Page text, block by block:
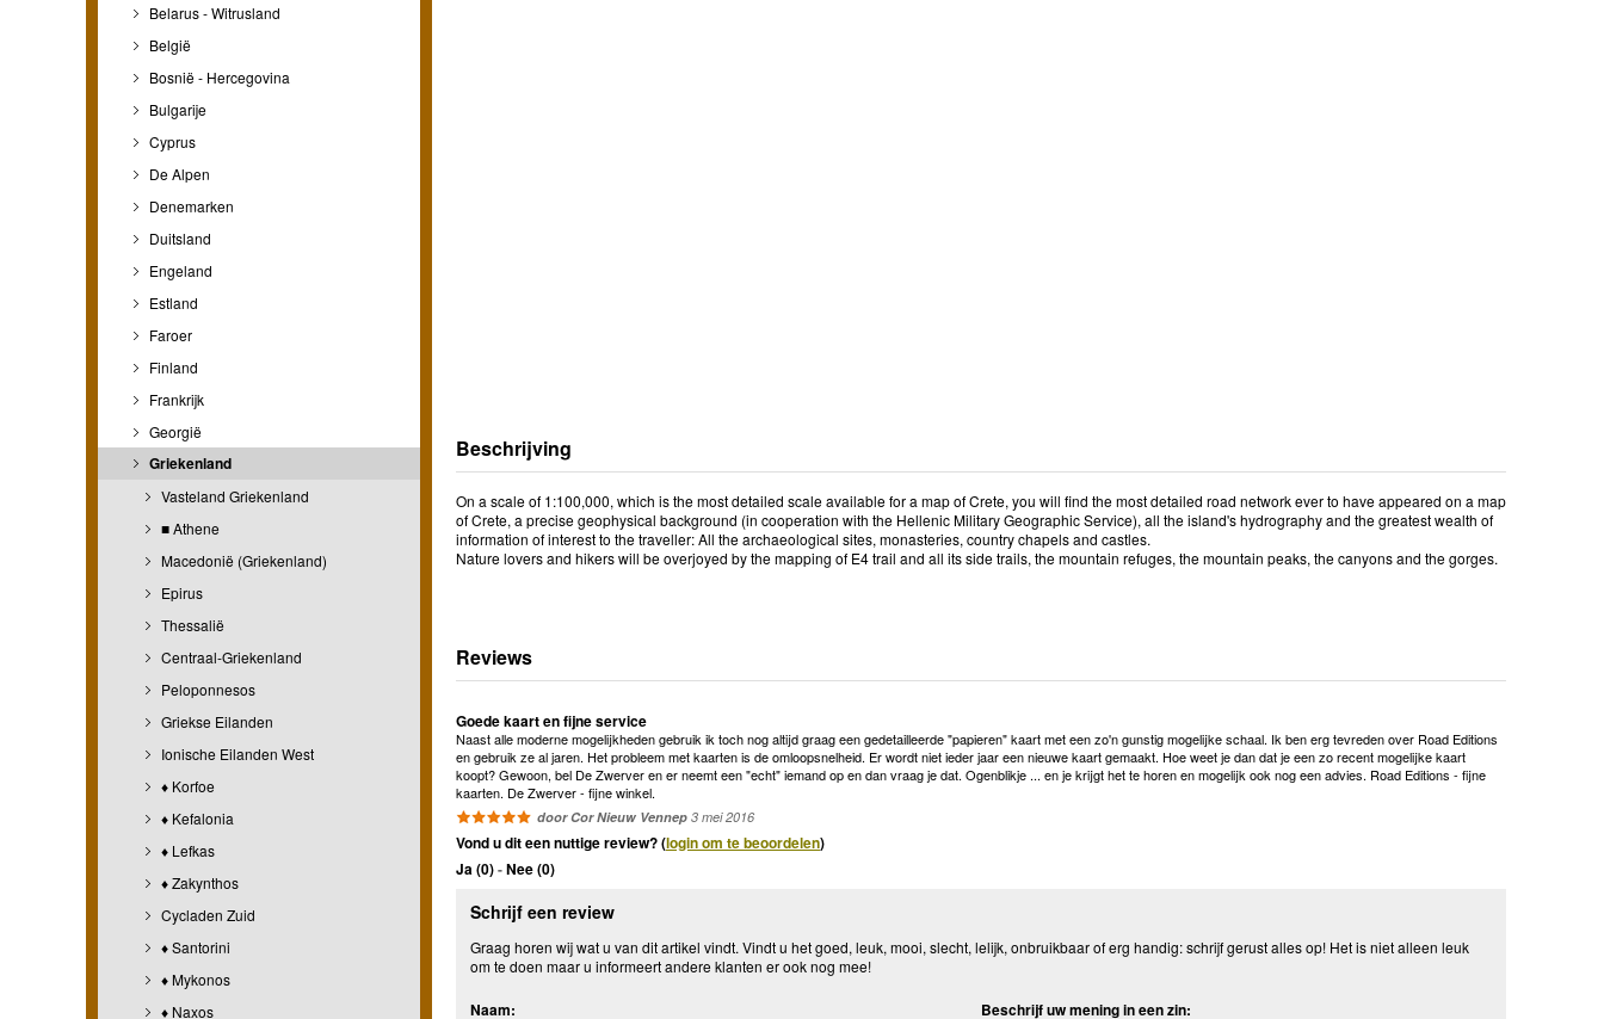
Belarus - Witrusland
België
Bosnië - Hercegovina
Bulgarije
Cyprus
De Alpen
Denemarken
Duitsland
Engeland
Estland
Faroer
Finland
Frankrijk
Georgië
Griekenland
Vasteland Griekenland
■ Athene
Macedonië (Griekenland)
Epirus
Thessalië
Centraal-Griekenland
Peloponnesos
Griekse Eilanden
Ionische Eilanden West
♦ Korfoe
♦ Kefalonia
♦ Lefkas
♦ Zakynthos
Cycladen Zuid
♦ Santorini
♦ Mykonos
♦ Naxos
Beschrijving
On a scale of 1:100,000, which is the most detailed scale available for a map of Crete, you will find the most detailed road network ever to have appeared on a map
of Crete, a precise geophysical background (in cooperation with the Hellenic Military Geographic Service), all the island's hydrography and the greatest wealth of
information of interest to the traveller: All the archaeological sites, monasteries, country chapels and castles.
Nature lovers and hikers will be overjoyed by the mapping of E4 trail and all its side trails, the mountain refuges, the mountain peaks, the canyons and the gorges.
Reviews
Goede kaart en fijne service
Naast alle moderne mogelijkheden gebruik ik toch nog altijd graag een gedetailleerde "papieren" kaart met een zo'n gunstig mogelijke schaal. Ik ben erg tevreden over Road Editions
en gebruik ze al jaren. Het probleem met kaarten is de omloopsnelheid. Er wordt niet ieder jaar een nieuwe kaart gemaakt. Hoe weet je dan dat je een zo recent mogelijke kaart
koopt? Gewoon, bel De Zwerver en er neemt een "echt" iemand op en dan vraag je dat. Ogenblikje ... en je krijgt het te horen en mogelijk ook nog een advies. Road Editions - fijne
kaarten. De Zwerver - fijne winkel.
door Cor Nieuw Vennep 3 mei 2016
Vond u dit een nuttige review? (login om te beoordelen)
Ja (0)-Nee (0)
Schrijf een review
Graag horen wij wat u van dit artikel vindt. Vindt u het goed, leuk, mooi, slecht, lelijk, onbruikbaar of erg handig: schrijf gerust alles op! Het is niet alleen leuk
om te doen maar u informeert andere klanten er ook nog mee!
Naam: Beschrijf uw mening in een zin: